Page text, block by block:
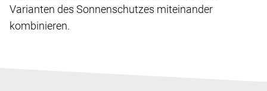
Varianten des Sonnenschutzes miteinander
kombinieren.